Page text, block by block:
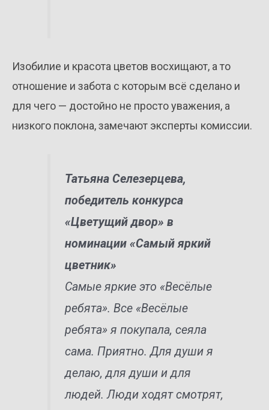
Изобилие и красота цветов восхищают, а то
отношение и забота с которым всё сделано и
для чего — достойно не просто уважения, а
низкого поклона, замечают эксперты комиссии.
Татьяна Селезерцева,
победитель конкурса
«Цветущий двор» в
номинации «Самый яркий
цветник»
Самые яркие это «Весёлые
ребята». Все «Весёлые
ребята» я покупала, сеяла
сама. Приятно. Для души я
делаю, для души и для
людей. Люди ходят смотрят,